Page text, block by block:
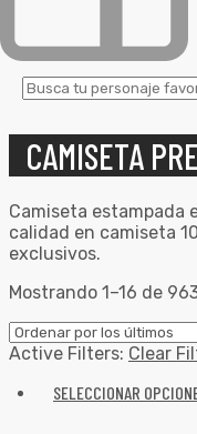
CAMISETA
Camiseta estampada
calidad en camiseta
exclusivos.
Mostrando 1–16 de
Active Filters: Clear
SELECCIONAR